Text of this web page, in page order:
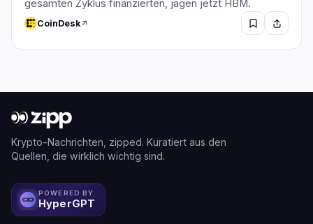
gesamten Zyklus finanzierten, jagen jetzt HBM.
CoinDesk
Krypto-Nachrichten, zipped. Kuratiert aus den
Quellen, die wirklich wichtig sind.
POWERED BY
HyperGPT